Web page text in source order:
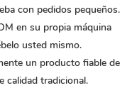
con pedidos pequeños.
en su propia máquina
usted mismo.
un producto fiable de
calidad tradicional.